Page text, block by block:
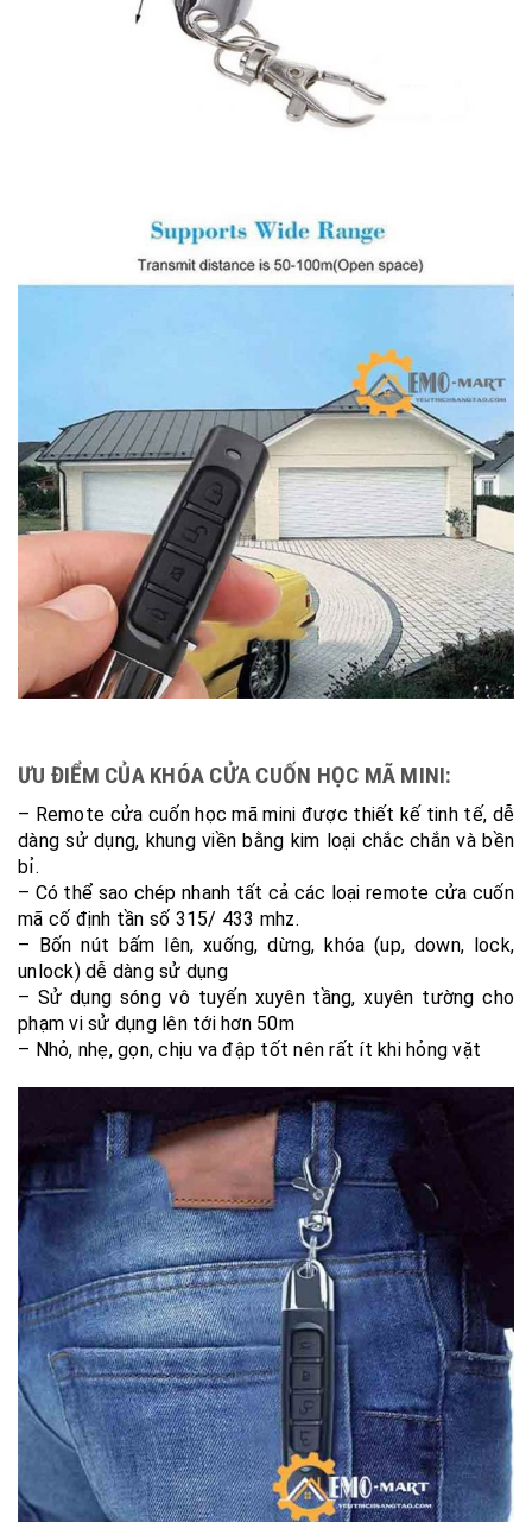
ƯU ĐIỂM CỦA KHÓA CỬA CUỐN HỌC MÃ MINI:
– Remote cửa cuốn học mã mini được thiết kế tinh tế, dễ
dàng sử dụng, khung viền bằng kim loại chắc chắn và bền
bỉ.
– Có thể sao chép nhanh tất cả các loại remote cửa cuốn
mã cố định tần số 315/ 433 mhz.
– Bốn nút bấm lên, xuống, dừng, khóa (up, down, lock,
unlock) dễ dàng sử dụng
– Sử dụng sóng vô tuyến xuyên tầng, xuyên tường cho
phạm vi sử dụng lên tới hơn 50m
– Nhỏ, nhẹ, gọn, chịu va đập tốt nên rất ít khi hỏng vặt